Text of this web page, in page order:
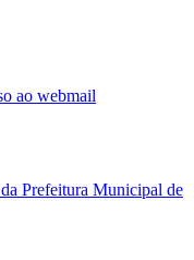
ao webmail
Prefeitura Municipal de